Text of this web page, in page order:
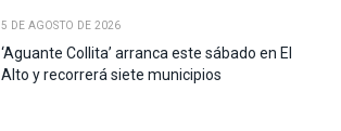
5 DE AGOSTO DE 2026
‘Aguante Collita’ arranca este sábado en El
Alto y recorrerá siete municipios